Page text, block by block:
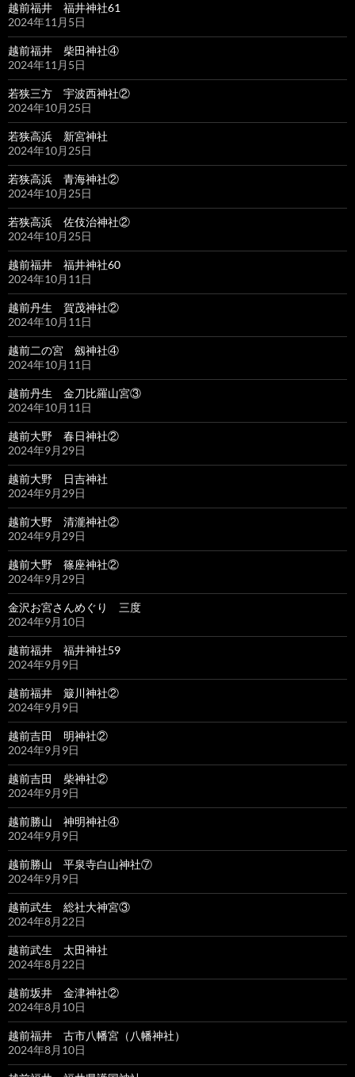
越前福井 福井神社61
2024年11月5日
越前福井 柴田神社④
2024年11月5日
若狭三方 宇波西神社②
2024年10月25日
若狭高浜 新宮神社
2024年10月25日
若狭高浜 青海神社②
2024年10月25日
若狭高浜 佐伎治神社②
2024年10月25日
越前福井 福井神社60
2024年10月11日
越前丹生 賀茂神社②
2024年10月11日
越前二の宮 劔神社④
2024年10月11日
越前丹生 金刀比羅山宮③
2024年10月11日
越前大野 春日神社②
2024年9月29日
越前大野 日吉神社
2024年9月29日
越前大野 清瀧神社②
2024年9月29日
越前大野 篠座神社②
2024年9月29日
金沢お宮さんめぐり 三度
2024年9月10日
越前福井 福井神社59
2024年9月9日
越前福井 簸川神社②
2024年9月9日
越前吉田 明神社②
2024年9月9日
越前吉田 柴神社②
2024年9月9日
越前勝山 神明神社④
2024年9月9日
越前勝山 平泉寺白山神社⑦
2024年9月9日
越前武生 総社大神宮③
2024年8月22日
越前武生 太田神社
2024年8月22日
越前坂井 金津神社②
2024年8月10日
越前福井 古市八幡宮（八幡神社）
2024年8月10日